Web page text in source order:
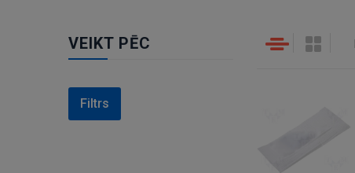
VEIKT PĒC
Filtrs